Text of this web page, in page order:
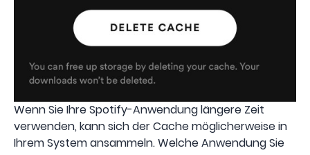
Wenn Sie Ihre Spotify-Anwendung längere Zeit
verwenden, kann sich der Cache möglicherweise in
Ihrem System ansammeln. Welche Anwendung Sie